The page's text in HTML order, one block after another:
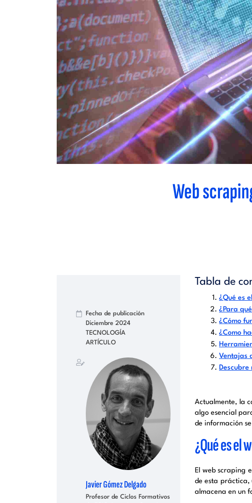
Web
Fecha de publicación
Diciembre 2024
TECNOLOGÍA
ARTÍCULO
Javier Gómez Delgado
Profesor de Ciclos Formativos
Tabla de
¿Qué es
¿Para
¿Cómo
¿Como
Ventajas
Actualmente, la
algo esencial
de información
¿Qué es el
El web scraping
de esta práctica,
almacena en un